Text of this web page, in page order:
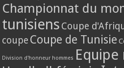
Championnat du
tunisiens Coupe
coupe Coupe de Tunisie
Division d'honneur hommes